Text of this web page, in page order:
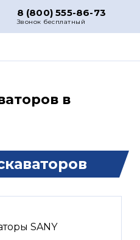
8 (800) 555-86-73
Звонок бесплатный
в